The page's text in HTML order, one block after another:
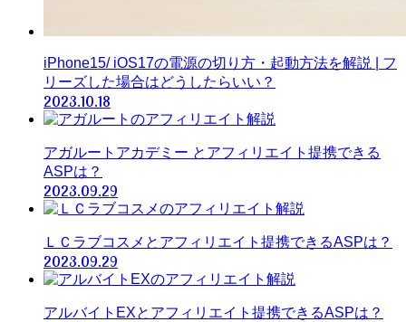
iPhone15/ iOS17の電源の切り方・起動方法を解説 | フ
リーズした場合はどうしたらいい？
2023.10.18
アガルートアカデミー とアフィリエイト提携できる
ASPは？
2023.09.29
ＬＣラブコスメとアフィリエイト提携できるASPは？
2023.09.29
アルバイトEXとアフィリエイト提携できるASPは？